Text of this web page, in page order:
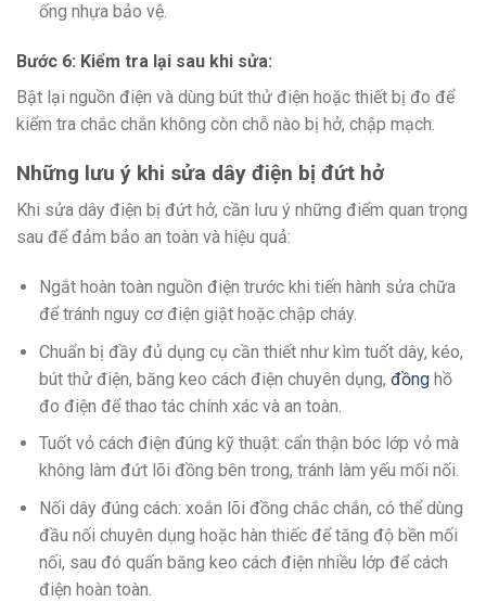
ống nhựa bảo vệ.
Bước 6: Kiểm tra lại sau khi sửa:
Bật lại nguồn điện và dùng bút thử điện hoặc thiết bị đo để
kiểm tra chắc chắn không còn chỗ nào bị hở, chập mạch.
Những lưu ý khi sửa dây điện bị đứt hở
Khi sửa dây điện bị đứt hở, cần lưu ý những điểm quan trọng
sau để đảm bảo an toàn và hiệu quả:
Ngắt hoàn toàn nguồn điện trước khi tiến hành sửa chữa
để tránh nguy cơ điện giật hoặc chập cháy.
Chuẩn bị đầy đủ dụng cụ cần thiết như kìm tuốt dây, kéo,
bút thử điện, băng keo cách điện chuyên dụng, đồnghồ
đo điện để thao tác chính xác và an toàn.
Tuốt vỏ cách điện đúng kỹ thuật: cẩn thận bóc lớp vỏ mà
không làm đứt lõi đồng bên trong, tránh làm yếu mối nối.
Nối dây đúng cách: xoắn lõi đồng chắc chắn, có thể dùng
đầu nối chuyên dụng hoặc hàn thiếc để tăng độ bền mối
nối, sau đó quấn băng keo cách điện nhiều lớp để cách
điện hoàn toàn.